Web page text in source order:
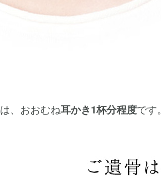
、おおむね耳かき1杯分程度です。